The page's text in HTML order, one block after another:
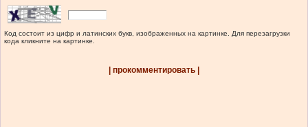
Код состоит из цифр и латинских букв, изображенных на картинке. Для перезагрузки
кода кликните на картинке.
| прокомментировать |